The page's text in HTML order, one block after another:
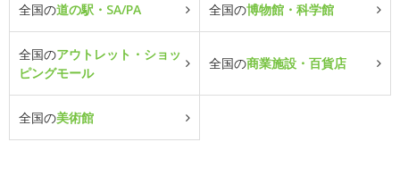
全国の道の駅・SA/PA 全国の博物館・科学館
全国のアウトレット・ショッ
ピングモール
全国の商業施設・百貨店
全国の美術館